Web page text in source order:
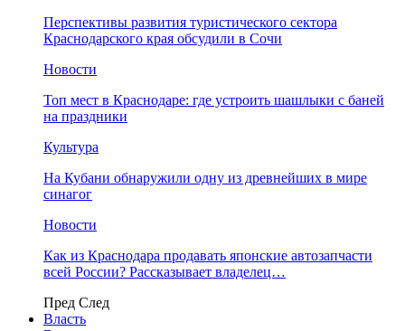
Перспективы развития туристического сектора
Краснодарского края обсудили в Сочи
Новости
Топ мест в Краснодаре: где устроить шашлыки с баней
на праздники
Культура
На Кубани обнаружили одну из древнейших в мире
синагог
Новости
Как из Краснодара продавать японские автозапчасти
всей России? Рассказывает владелец…
Пред След
Власть